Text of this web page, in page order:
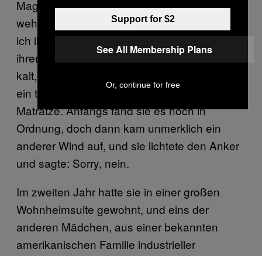
Magersucht zu geschwächt, um sich zu
wehren. Eines Nachts im letzten Jahr brachte
ich ihr eine Lieferung vorbei und nickte auf
ihrem Bett langsam ein – draußen war es
kalt, und bei ihr war es gemütlich, sie hatte
ein teures Privatbett mit einer großen
Matratze. Anfangs fand sie es noch in
Ordnung, doch dann kam unmerklich ein
anderer Wind auf, und sie lichtete den Anker
und sagte: Sorry, nein.
Im zweiten Jahr hatte sie in einer großen
Wohnheimsuite gewohnt, und eins der
anderen Mädchen, aus einer bekannten
amerikanischen Familie industrieller
Support for $2
See All Membership Plans
Or, continue for free